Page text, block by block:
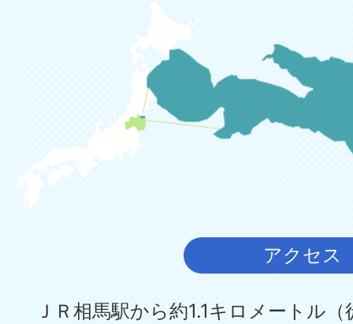
アクセス
ＪＲ相馬駅から約1.1キロメートル